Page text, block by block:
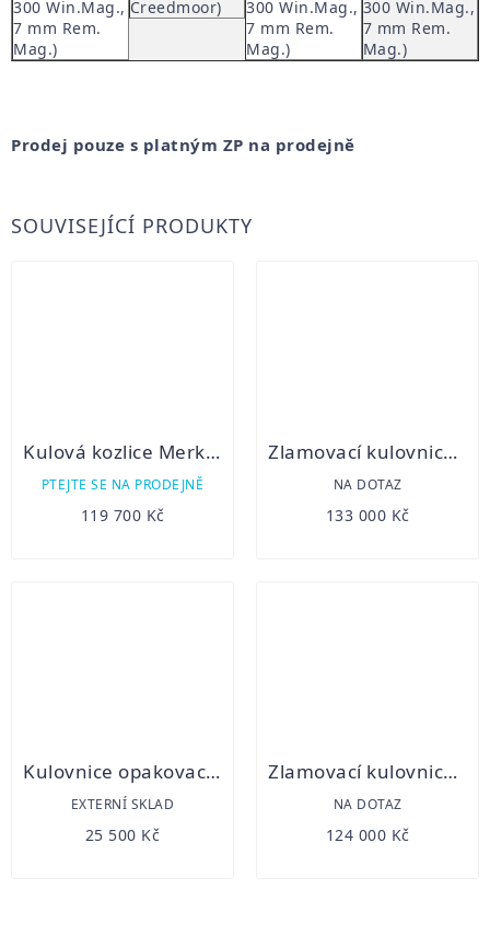
300 Win.Mag.,
7 mm Rem.
Mag.)
Creedmoor)
300 Win.Mag.,
7 mm Rem.
Mag.)
300 Win.Mag.,
7 mm Rem.
Mag.)
Prodej pouze s platným ZP na prodejně
SOUVISEJÍCÍ PRODUKTY
Kulová kozlice Merkel B3
PTEJTE SE NA PRODEJNĚ
119 700 Kč
Zlamovací kulovnice Blaser K 95
NA DOTAZ
133 000 Kč
Kulovnice opakovací Browning X-BOLT SF Composite Black Threaded
EXTERNÍ SKLAD
25 500 Kč
Zlamovací kulovnice Merkel K5 Arabesque
NA DOTAZ
124 000 Kč